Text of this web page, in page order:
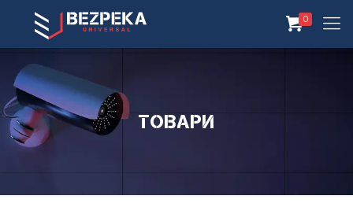
0
Товари